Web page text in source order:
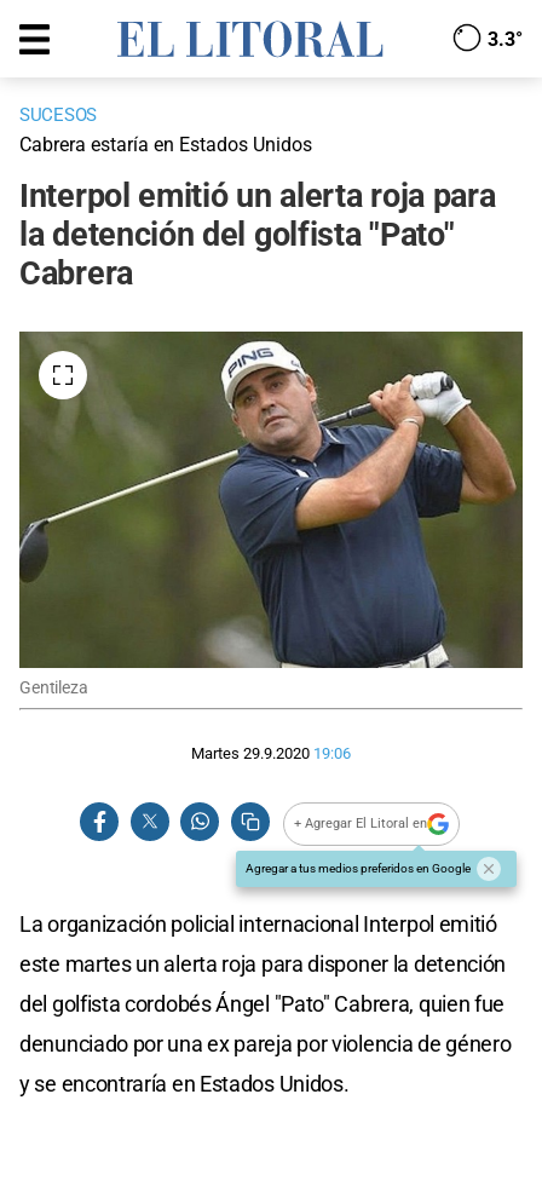
3.3°
SUCESOS
Cabrera estaría en Estados Unidos
Interpol emitió un alerta roja para
la detención del golfista "Pato"
Cabrera
Gentileza
Martes 29.9.2020 19:06
+ Agregar El Litoral en
Agregar a tus medios preferidos en Google
La organización policial internacional Interpol emitió
este martes un alerta roja para disponer la detención
del golfista cordobés Ángel "Pato" Cabrera, quien fue
denunciado por una ex pareja por violencia de género
y se encontraría en Estados Unidos.